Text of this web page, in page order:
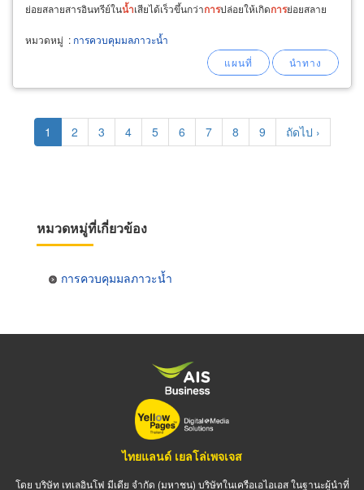
ย่อยสลายสารอินทรีย์ในน้ำเสียได้เร็วขึ้นกว่าการปล่อยให้เกิดการย่อยสลาย
หมวดหมู่ : การควบคุมมลภาวะน้ำ
Pagination
Current
page
1 Page
2 Page
3 Page
4 Page
5 Page
6 Page
7 Page
8 Page
9
Next
page
ถัดไป ›
หมวดหมู่ที่เกี่ยวข้อง
การควบคุมมลภาวะน้ำ
ไทยแลนด์ เยลโล่เพจเจส
โดย บริษัท เทเลอินโฟ มีเดีย จำกัด (มหาชน) บริษัทในเครือเอไอเอส ในฐานะผู้นำที่